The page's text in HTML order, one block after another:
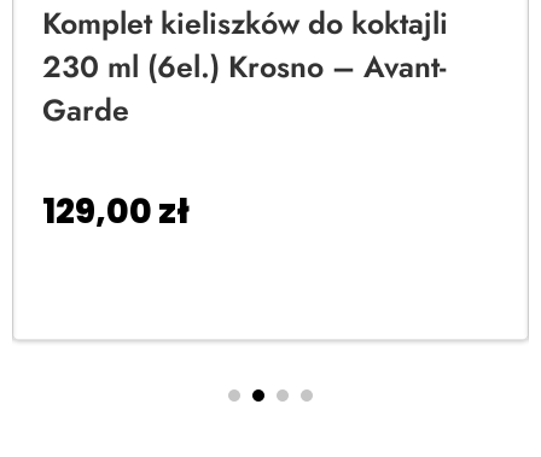
Komplet kieliszków do koktajli
230 ml (6el.) Krosno – Avant-
Garde
129,00zł